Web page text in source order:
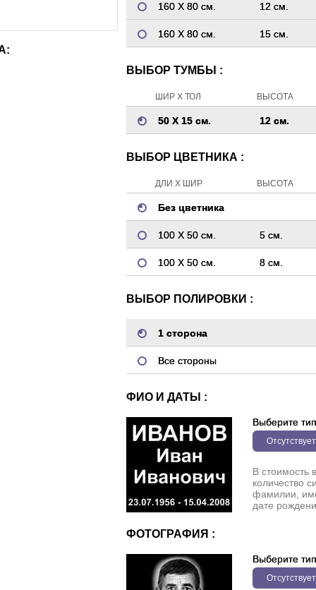
160 Х 80 см. 12 см.
160 Х 80 см. 15 см.
ВЫБОР ТУМБЫ :
ШИР Х ТОЛ ВЫСОТА
50 Х 15 см. 12 см.
ВЫБОР ЦВЕТНИКА :
ДЛИ Х ШИР ВЫСОТА
Без цветника
100 Х 50 см. 5 см.
100 Х 50 см. 8 см.
ВЫБОР ПОЛИРОВКИ :
1 сторона
Все стороны
ФИО И ДАТЫ :
Выберите тип
Отсутствует
В стоимость
количество
фамилии,
дате
ФОТОГРАФИЯ :
Выберите тип
Отсутствует